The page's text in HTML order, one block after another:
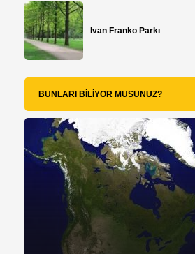
Ivan Franko Parkı
BUNLARI BILIYOR MUSUNUZ?